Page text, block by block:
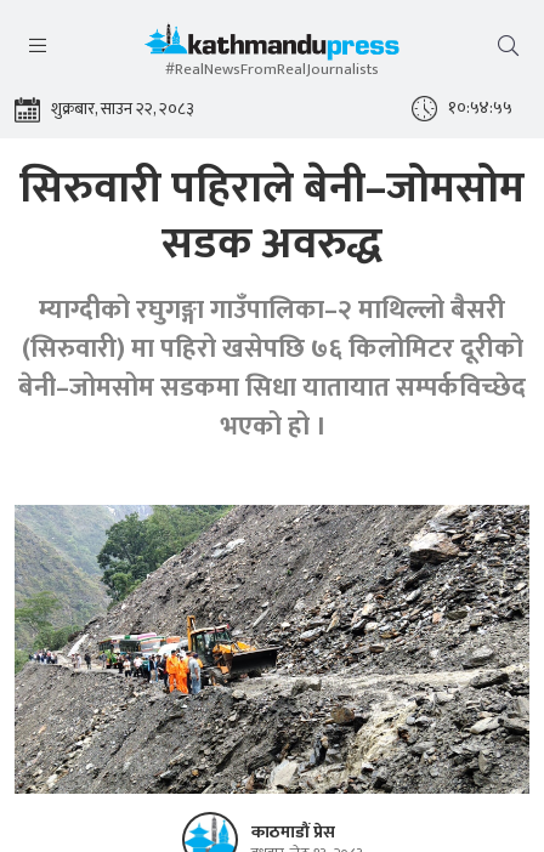
#RealNewsFromRealJournalists
शुक्रबार, साउन २२, २०८३ १०:५४:५५
सिरुवारी पहिराले बेनी–जोमसोम
सडक अवरुद्ध
म्याग्दीको रघुगङ्गा गाउँपालिका–२ माथिल्लो बैसरी
(सिरुवारी) मा पहिरो खसेपछि ७६ किलोमिटर दूरीको
बेनी–जोमसोम सडकमा सिधा यातायात सम्पर्कविच्छेद
भएको हो ।
काठमाडौं प्रेस